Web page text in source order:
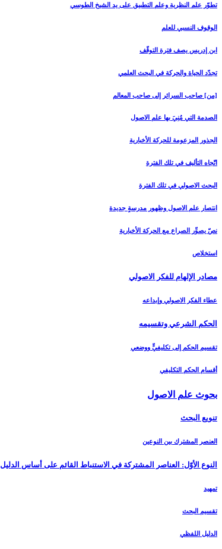
تطوّر علم النظرية وعلم التطبيق على يد الشيخ الطوسي
الوقوف النسبي للعلم
ابن إدريس يصف فترة التوقّف
تجدّد الحياة والحركة في البحث العلمي
[من‏] صاحب السرائر إلى صاحب المعالم
الصدمة التي مُنِيَ بها علم الاصول
الجذور المزعومة للحركة الأخبارية
اتّجاه التأليف في تلك الفترة
البحث الاصولي في تلك الفترة
انتصار علم الاصول وظهور مدرسةٍ جديدة
نصّ يصوِّر الصراع مع الحركة الأخبارية
استخلاص
مصادر الإلهام للفكر الاصولي‏
عطاء الفكر الاصولي وإبداعه
الحكم الشرعي وتقسيمه‏
تقسيم الحكم إلى تكليفيٍّ ووضعي
أقسام الحكم التكليفي
بحوث علم الاصول‏
تنويع البحث‏
العنصر المشترك بين النوعين
النوع الأوّل: العناصر المشتركة في الاستنباط القائم على أساس الدليل‏
تمهيد
تقسيم البحث
الدليل اللفظي‏